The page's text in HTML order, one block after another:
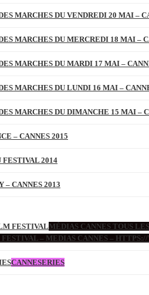
MARCHES DU VENDREDI 20 MAI –
MARCHES DU MERCREDI 18 MAI –
MARCHES DU MARDI 17 MAI –
MARCHES DU LUNDI 16 MAI –
MARCHES DU DIMANCHE 15 MAI –
– CANNES 2015
FESTIVAL 2014
– CANNES 2013
FESTIVALMÉDIAS CANNES TOUS
FESTIVAL – MEDIAS CANNES –
CANNESERIES